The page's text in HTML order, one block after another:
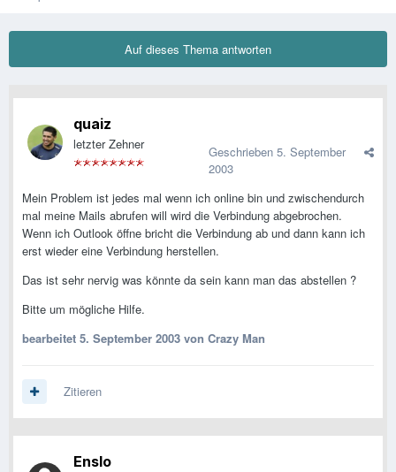
Auf dieses Thema antworten
quaiz
letzter Zehner Geschrieben 5. September
2003
Mein Problem ist jedes mal wenn ich online bin und zwischendurch
mal meine Mails abrufen will wird die Verbindung abgebrochen.
Wenn ich Outlook öffne bricht die Verbindung ab und dann kann ich
erst wieder eine Verbindung herstellen.
Das ist sehr nervig was könnte da sein kann man das abstellen ?
Bitte um mögliche Hilfe.
bearbeitet 5. September 2003 von Crazy Man
Zitieren
Enslo